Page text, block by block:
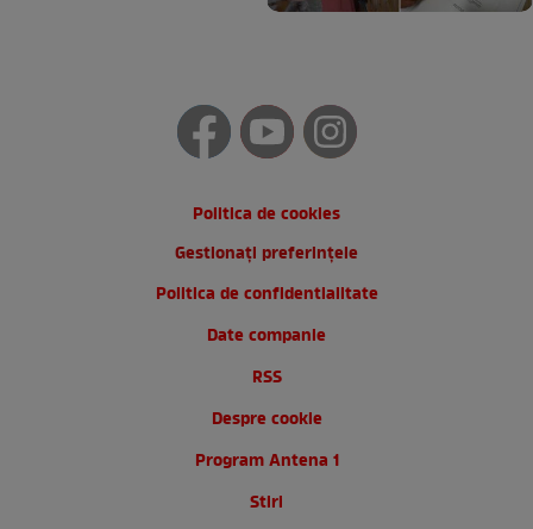
Politica de cookies
Gestionați preferințele
Politica de confidentialitate
Date companie
RSS
Despre cookie
Program Antena 1
Stiri